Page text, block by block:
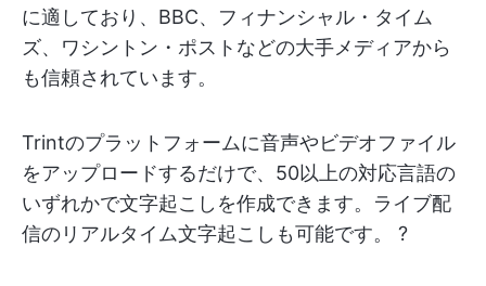
に適しており、BBC、フィナンシャル・タイム
ズ、ワシントン・ポストなどの大手メディアから
も信頼されています。
Trintのプラットフォームに音声やビデオファイル
をアップロードするだけで、50以上の対応言語の
いずれかで文字起こしを作成できます。ライブ配
信のリアルタイム文字起こしも可能です。 ?